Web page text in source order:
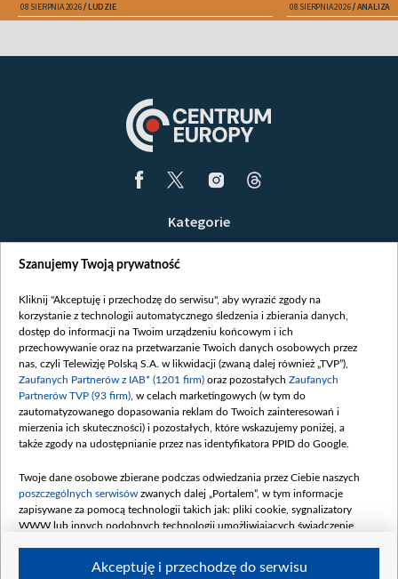
08 SIERPNIA 2026 LUDZIE 08 SIERPNIA 2026 ANALIZA
Kategorie
Opinie
Białoruś / Polska
Czytelnia
Centrum Europy
O nas
Kontakt
Informacje o nadawcy
Serwisy partnerskie
belsat.eu
slava.tv
tvpworld.com
Szanujemy Twoją prywatność
Kliknij "Akceptuję i przechodzę do serwisu", aby wyrazić zgody na
korzystanie z technologii automatycznego śledzenia i zbierania danych,
dostęp do informacji na Twoim urządzeniu końcowym i ich
przechowywanie oraz na przetwarzanie Twoich danych osobowych przez
nas, czyli Telewizję Polską S.A. w likwidacji (zwaną dalej również „TVP”),
Zaufanych Partnerów z IAB* (1201 firm) oraz pozostałych Zaufanych
Partnerów TVP (93 firm) , w celach marketingowych (w tym do
zautomatyzowanego dopasowania reklam do Twoich zainteresowań i
mierzenia ich skuteczności) i pozostałych, które wskazujemy poniżej, a
także zgody na udostępnianie przez nas identyfikatora PPID do Google.
Twoje dane osobowe zbierane podczas odwiedzania przez Ciebie naszych
poszczególnych serwisów zwanych dalej „Portalem”, w tym informacje
zapisywane za pomocą technologii takich jak: pliki cookie, sygnalizatory
WWW lub innych podobnych technologii umożliwiających świadczenie
Akceptuję i przechodzę do serwisu